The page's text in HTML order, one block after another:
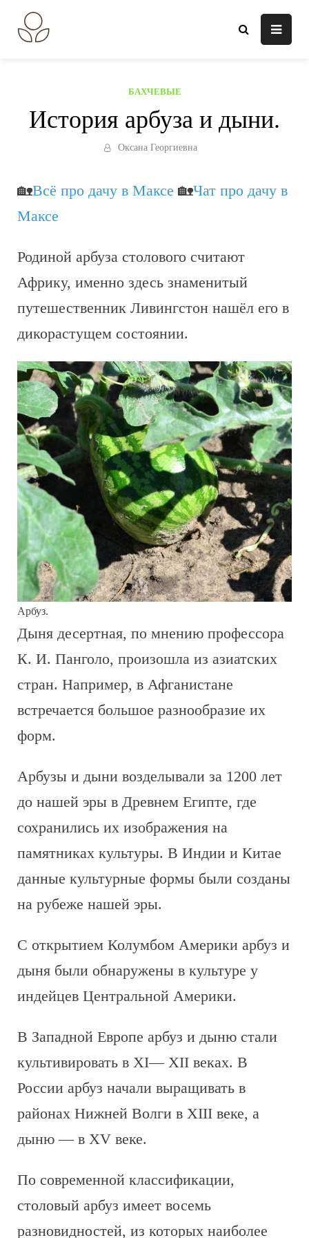
содержанию
БАХЧЕВЫЕ
История арбуза и дыни.
Оксана Георгиевна
🏡Всё про дачу в Максе 🏡Чат про дачу в
Максе
Родиной арбуза столового считают
Африку, именно здесь знаменитый
путешественник Ливингстон нашёл его в
дикорастущем состоянии.
Арбуз.
Дыня десертная, по мнению профессора
К. И. Панголо, произошла из азиатских
стран. Например, в Афганистане
встречается большое разнообразие их
форм.
Арбузы и дыни возделывали за 1200 лет
до нашей эры в Древнем Египте, где
сохранились их изображения на
памятниках культуры. В Индии и Китае
данные культурные формы были созданы
на рубеже нашей эры.
С открытием Колумбом Америки арбуз и
дыня были обнаружены в культуре у
индейцев Центральной Америки.
В Западной Европе арбуз и дыню стали
культивировать в XI— XII веках. В
России арбуз начали выращивать в
районах Нижней Волги в XIII веке, а
дыню — в XV веке.
По современной классификации,
столовый арбуз имеет восемь
разновидностей, из которых наиболее